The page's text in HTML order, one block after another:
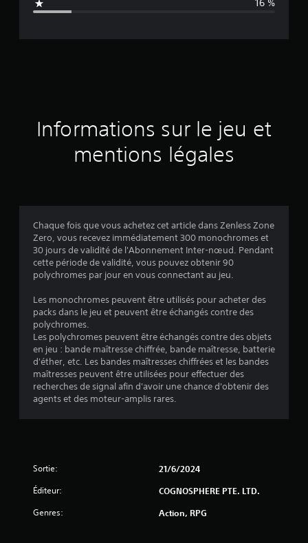
d
a
s
:
.
3
2
16 %
Informations sur le jeu et
mentions légales
Chaque fois que vous achetez cet article dans Zenless Zone
Zero, vous recevez immédiatement 300 monochromes et
30 jours de validité de l'Abonnement Inter-nœud. Pendant
cette période de validité, vous pouvez obtenir 90
polychromes par jour en vous connectant au jeu.
Les monochromes peuvent être utilisés pour acheter des
packs dans le jeu et peuvent être échangés contre des
polychromes.
Les polychromes peuvent être échangés contre des objets
en jeu : bande maîtresse chiffrée, bande maîtresse, batterie
d'éther, etc. Les bandes maîtresses chiffrées et les bandes
maîtresses peuvent être utilisées pour effectuer des
recherches de signal afin d'avoir une chance d'obtenir des
agents et des moteur-amplis rares.
Sortie: 21/6/2024
Éditeur: COGNOSPHERE PTE. LTD.
Genres: Action, RPG